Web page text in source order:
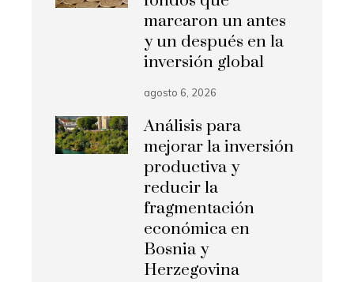
marcaron un antes
y un después en la
inversión global
agosto 6, 2026
Análisis para
mejorar la inversión
productiva y
reducir la
fragmentación
económica en
Bosnia y
Herzegovina